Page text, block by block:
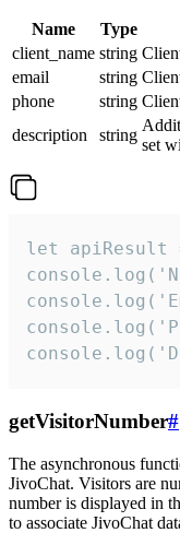
Name Type
client_name string
email
string
phone
string
description
string
set
let apiResult
getVisitorNumber#
The asynchronous
JivoChat. Visitors are
number is displayed in
to associate JivoChat